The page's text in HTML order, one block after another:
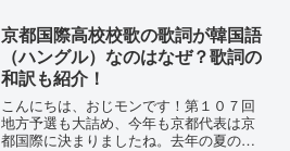
目指して6年間の浪人生活を送った原千晶
アナウンサ...
京都国際高校校歌の歌詞が韓国語
（ハングル）なのはなぜ？歌詞の
和訳も紹介！
こんにちは、おじモンです！第１０７回
地方予選も大詰め、今年も京都代表は京
都国際に決まりましたね。去年の夏の甲